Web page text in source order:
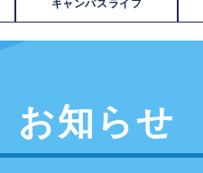
キャンパスライフ
お知らせ